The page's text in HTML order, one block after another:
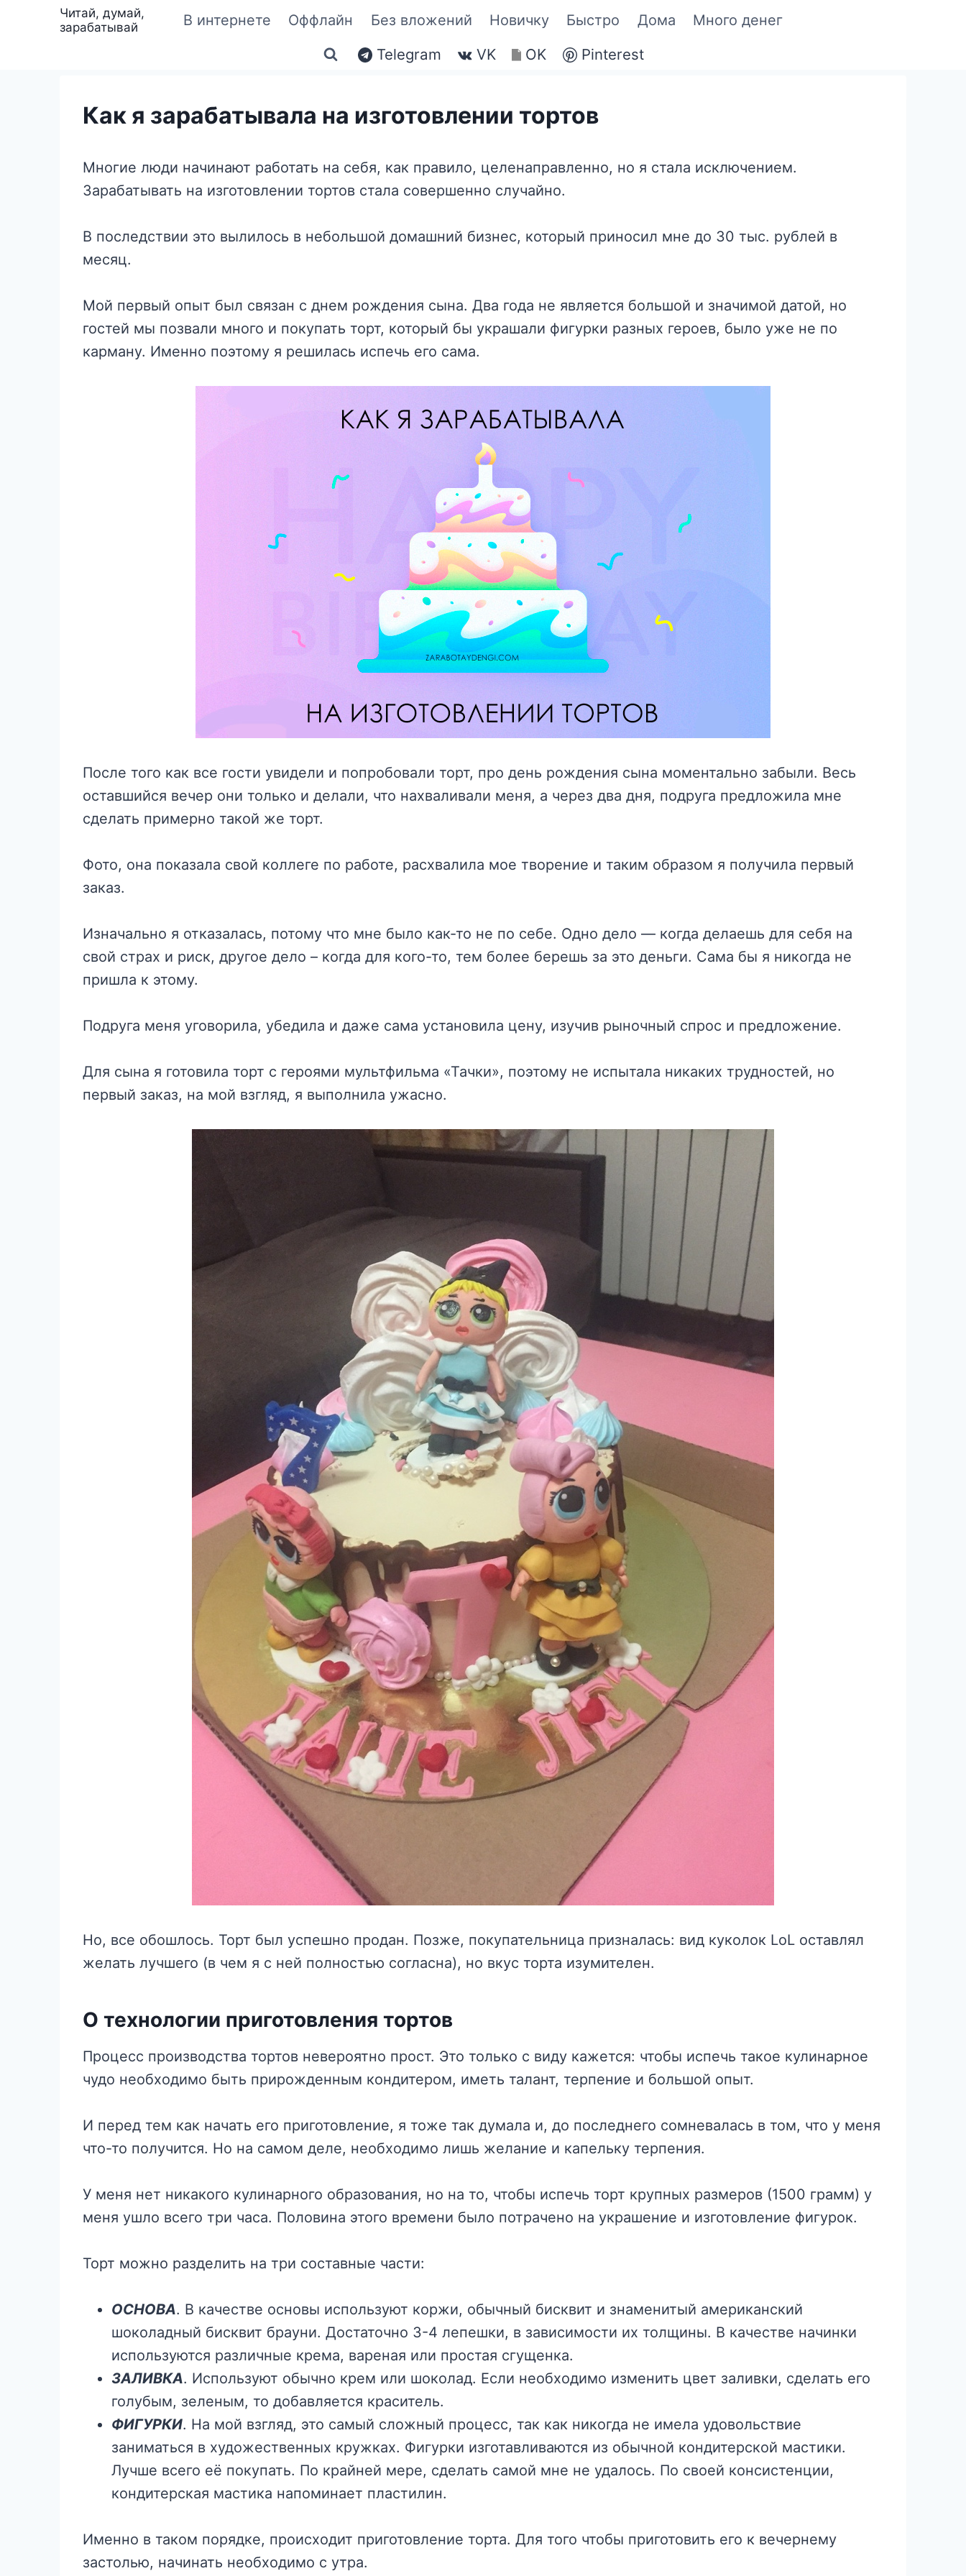
Читай, думай,
зарабатывай
В интернете Оффлайн Без вложений Новичку Быстро Дома Много денег
Telegram VK OK Pinterest
Как я зарабатывала на изготовлении тортов
Многие люди начинают работать на себя, как правило, целенаправленно, но я стала исключением.
Зарабатывать на изготовлении тортов стала совершенно случайно.
В последствии это вылилось в небольшой домашний бизнес, который приносил мне до 30 тыс. рублей в
месяц.
Мой первый опыт был связан с днем рождения сына. Два года не является большой и значимой датой, но
гостей мы позвали много и покупать торт, который бы украшали фигурки разных героев, было уже не по
карману. Именно поэтому я решилась испечь его сама.
После того как все гости увидели и попробовали торт, про день рождения сына моментально забыли. Весь
оставшийся вечер они только и делали, что нахваливали меня, а через два дня, подруга предложила мне
сделать примерно такой же торт.
Фото, она показала свой коллеге по работе, расхвалила мое творение и таким образом я получила первый
заказ.
Изначально я отказалась, потому что мне было как-то не по себе. Одно дело — когда делаешь для себя на
свой страх и риск, другое дело – когда для кого-то, тем более берешь за это деньги. Сама бы я никогда не
пришла к этому.
Подруга меня уговорила, убедила и даже сама установила цену, изучив рыночный спрос и предложение.
Для сына я готовила торт с героями мультфильма «Тачки», поэтому не испытала никаких трудностей, но
первый заказ, на мой взгляд, я выполнила ужасно.
Но, все обошлось. Торт был успешно продан. Позже, покупательница призналась: вид куколок LoL оставлял
желать лучшего (в чем я с ней полностью согласна), но вкус торта изумителен.
О технологии приготовления тортов
Процесс производства тортов невероятно прост. Это только с виду кажется: чтобы испечь такое кулинарное
чудо необходимо быть прирожденным кондитером, иметь талант, терпение и большой опыт.
И перед тем как начать его приготовление, я тоже так думала и, до последнего сомневалась в том, что у меня
что-то получится. Но на самом деле, необходимо лишь желание и капельку терпения.
У меня нет никакого кулинарного образования, но на то, чтобы испечь торт крупных размеров (1500 грамм) у
меня ушло всего три часа. Половина этого времени было потрачено на украшение и изготовление фигурок.
Торт можно разделить на три составные части:
ОСНОВА. В качестве основы используют коржи, обычный бисквит и знаменитый американский
шоколадный бисквит брауни. Достаточно 3-4 лепешки, в зависимости их толщины. В качестве начинки
используются различные крема, вареная или простая сгущенка.
ЗАЛИВКА. Используют обычно крем или шоколад. Если необходимо изменить цвет заливки, сделать его
голубым, зеленым, то добавляется краситель.
ФИГУРКИ. На мой взгляд, это самый сложный процесс, так как никогда не имела удовольствие
заниматься в художественных кружках. Фигурки изготавливаются из обычной кондитерской мастики.
Лучше всего её покупать. По крайней мере, сделать самой мне не удалось. По своей консистенции,
кондитерская мастика напоминает пластилин.
Именно в таком порядке, происходит приготовление торта. Для того чтобы приготовить его к вечернему
застолью, начинать необходимо с утра.